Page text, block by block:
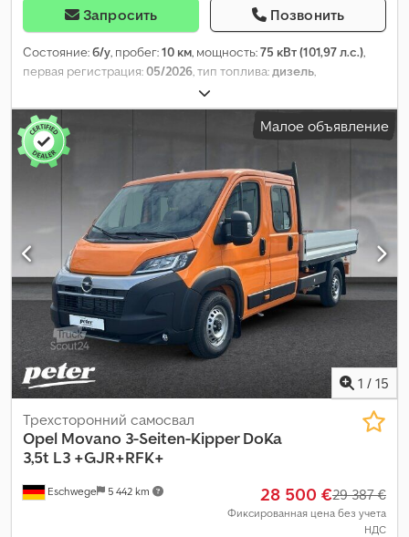
Запросить Позвонить
Состояние:б/у, пробег:10 км, мощность:75 кВт (101,97 л.с.),
первая регистрация:05/2026, тип топлива:дизель,
, максимальная грузоподъёмность:
649 кг, общий вес:2 020 кг, колесная база:2 785 мм,
следующая проверка (TÜV):
, топливо:дизель, цвет:
белый, кабина водителя:
механический
, класс выбросов:Евро 6, количество мест:
1 930 мм, общая ширина:1 830 мм, длина
грузового отсека:
4 403 мм
, ширина пространства для
загрузки:
1 921 мм , высота грузового отсека:1 825 мм
, Год
выпуска:2025, Оборудование:ABS, гидроусилитель руля,
кондиционер, круиз-контроль, парктроники, подушка
безопасности, раздвижная дверь, сажевый фильтр,
система иммобилайзера, система контроля тяги,
центральный замок, электронная программа стабилизации
(ESP),
Малое объявление
1 / 15
Eschwege 5 442 km
Трехсторонний самосвал
Opel Movano 3-Seiten-Kipper DoKa
3,5t L3 +GJR+RFK+
28 500 €29 387 €
Фиксированная цена без учета
НДС